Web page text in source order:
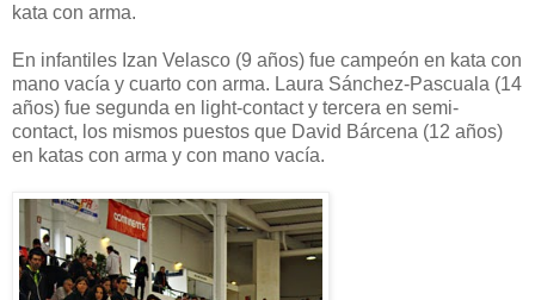
kata con arma.
En infantiles Izan Velasco (9 años) fue campeón en kata con
mano vacía y cuarto con arma. Laura Sánchez-Pascuala (14
años) fue segunda en light-contact y tercera en semi-
contact, los mismos puestos que David Bárcena (12 años)
en katas con arma y con mano vacía.